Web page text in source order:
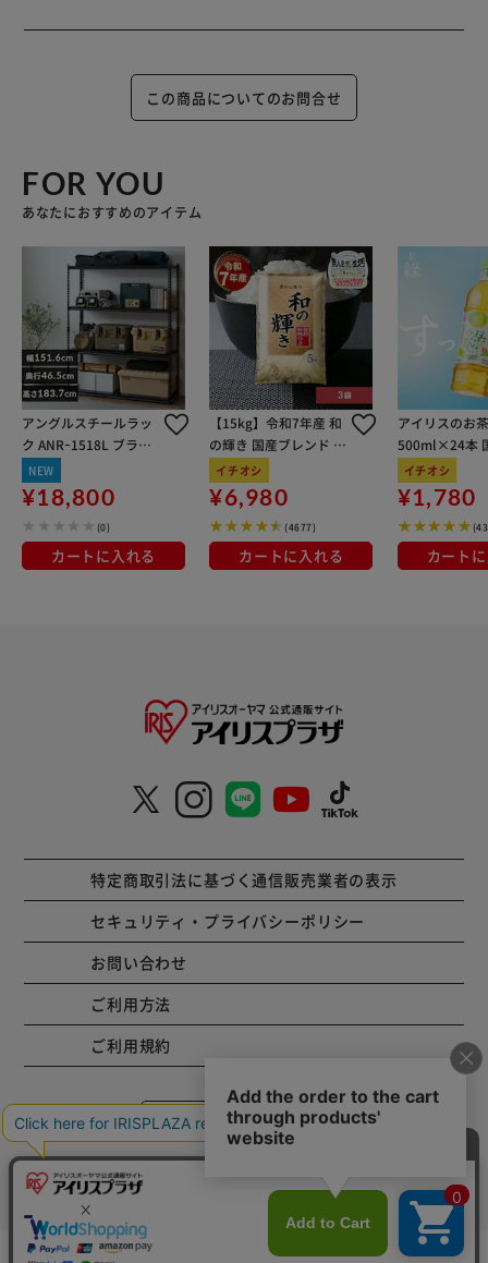
この商品についてのお問合せ
FOR YOU
あなたにおすすめのアイテム
アングルスチールラッ
ク ANRｰ1518L ブラッ
ク
NEW
¥18,800
(0)
カートに入れる
【15kg】令和7年産 和
の輝き 国産ブレンド 5
kg×3袋
イチオシ
¥6,980
(4677)
カートに入れる
アイリスのお
500ml×24本
100％使用
イチオシ
¥1,780
カート
特定商取引法に基づく通信販売業者の表示
セキュリティ・プライバシーポリシー
お問い合わせ
ご利用方法
ご利用規約
コーポレートサイト
Copyright © 2001 IRISPLAZA. ALL Rights Reserved.